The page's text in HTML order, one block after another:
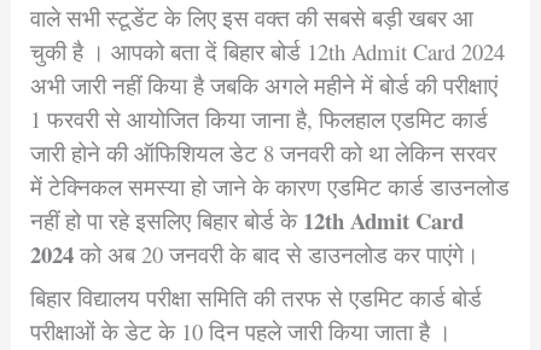
वाले सभी स्टूडेंट के लिए इस वक्त की सबसे बड़ी खबर आ
चुकी है । आपको बता दें बिहार बोर्ड 12th Admit Card 2024
अभी जारी नहीं किया है जबकि अगले महीने में बोर्ड की परीक्षाएं
1 फरवरी से आयोजित किया जाना है, फिलहाल एडमिट कार्ड
जारी होने की ऑफिशियल डेट 8 जनवरी को था लेकिन सरवर
में टेक्निकल समस्या हो जाने के कारण एडमिट कार्ड डाउनलोड
नहीं हो पा रहे इसलिए बिहार बोर्ड के 12th Admit Card
2024को अब 20 जनवरी के बाद से डाउनलोड कर पाएंगे।
बिहार विद्यालय परीक्षा समिति की तरफ से एडमिट कार्ड बोर्ड
परीक्षाओं के डेट के 10 दिन पहले जारी किया जाता है ।